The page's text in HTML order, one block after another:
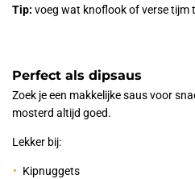
Tip: voeg wat knoflook of verse tijm
Perfect als dipsaus
Zoek je een makkelijke saus voor
mosterd altijd goed.
Lekker bij:
Kipnuggets